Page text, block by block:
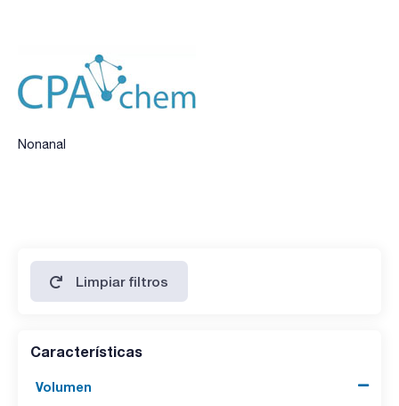
Nonanal
Limpiar filtros
Características
Volumen